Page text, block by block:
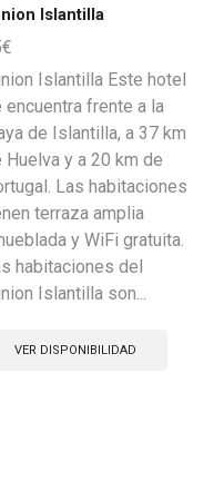
Islantilla
€
Islantilla Este hotel
encuentra frente a la
de Islantilla, a 37 km
Huelva y a 20 km de
Las habitaciones
terraza amplia
y WiFi gratuita.
habitaciones del
Islantilla son...
VER DISPONIBILIDAD